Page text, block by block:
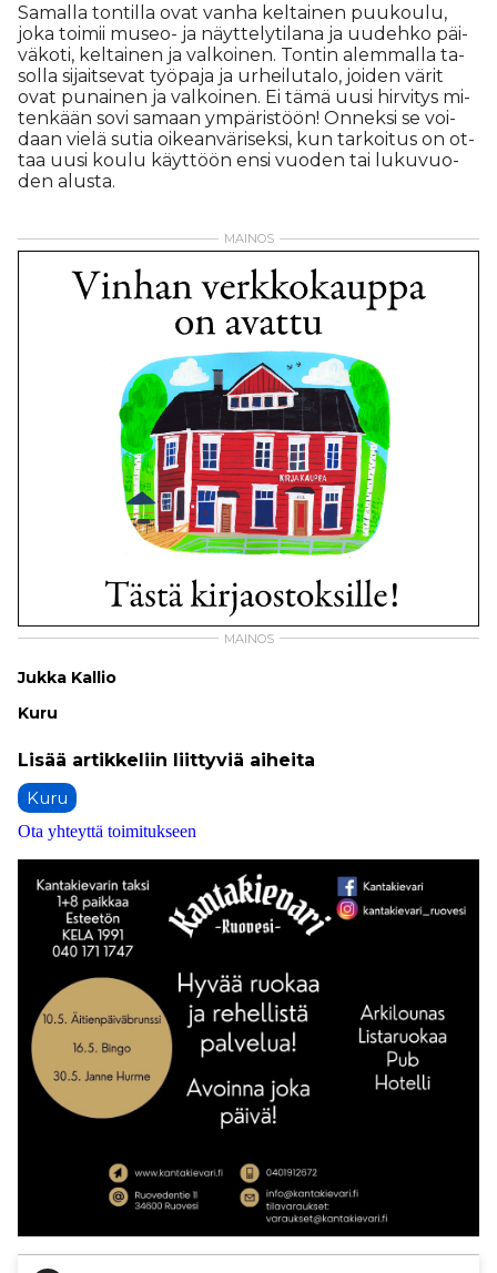
Sa­mal­la ton­til­la ovat van­ha kel­tai­nen puu­kou­lu,
joka toi­mii mu­seo- ja näyt­te­ly­ti­la­na ja uu­deh­ko päi­
vä­ko­ti, kel­tai­nen ja val­koi­nen. Ton­tin alem­mal­la ta­
sol­la si­jait­se­vat työ­pa­ja ja ur­hei­lu­ta­lo, joi­den vä­rit
ovat pu­nai­nen ja val­koi­nen. Ei tämä uu­si hir­vi­tys mi­
ten­kään sovi sa­maan ym­pä­ris­töön! On­nek­si se voi­
daan vie­lä su­tia oi­ke­an­vä­ri­sek­si, kun tar­koi­tus on ot­
taa uu­si kou­lu käyt­töön en­si vuo­den tai lu­ku­vuo­
den alus­ta.
Juk­ka Kal­lio
Kuru
Kuru
Ota yhteyttä toimitukseen